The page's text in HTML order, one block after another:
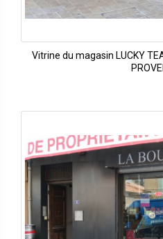
Vitrine du magasin LUCKY